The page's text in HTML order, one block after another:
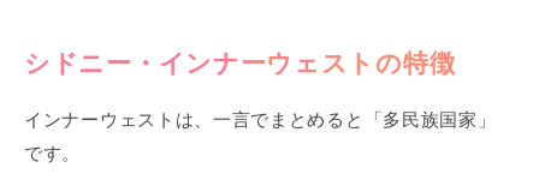
シドニー・インナーウェストの特徴
インナーウェストは、一言でまとめると「多民族国家」
です。